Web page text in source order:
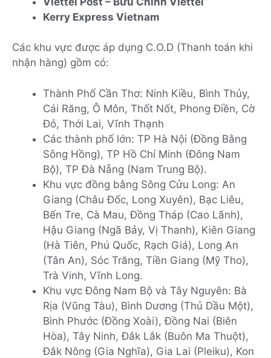
Kerry Express Vietnam
Các khu vực được áp dụng C.O.D (Thanh toán khi
nhận hàng) gồm có:
Thành Phố Cần Thơ: Ninh Kiều, Bình Thủy,
Cái Răng, Ô Môn, Thốt Nốt, Phong Điền, Cờ
Đỏ, Thới Lai, Vĩnh Thạnh
Các thành phố lớn: TP Hà Nội (Đồng Bằng
Sông Hồng), TP Hồ Chí Minh (Đông Nam
Bộ), TP Đà Nẵng (Nam Trung Bộ).
Khu vực đồng bằng Sông Cửu Long: An
Giang (Châu Đốc, Long Xuyên), Bạc Liêu,
Bến Tre, Cà Mau, Đồng Tháp (Cao Lãnh),
Hậu Giang (Ngã Bảy, Vị Thanh), Kiên Giang
(Hà Tiên, Phú Quốc, Rạch Giá), Long An
(Tân An), Sóc Trăng, Tiền Giang (Mỹ Tho),
Trà Vinh, Vĩnh Long.
Khu vực Đông Nam Bộ và Tây Nguyên: Bà
Rịa (Vũng Tàu), Bình Dương (Thủ Dầu Một),
Bình Phước (Đồng Xoài), Đồng Nai (Biên
Hòa), Tây Ninh, Đắk Lắk (Buôn Ma Thuột),
Đắk Nông (Gia Nghĩa), Gia Lai (Pleiku), Kon